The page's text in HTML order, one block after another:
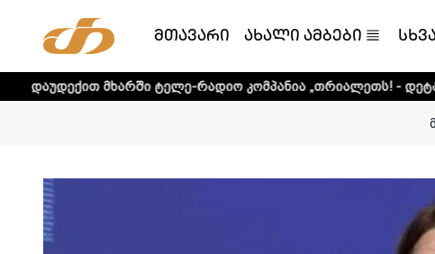
მთავარი ახალი ამბები
ტელე-რადიო კომპანია „თრიალეთს! - დეტალური